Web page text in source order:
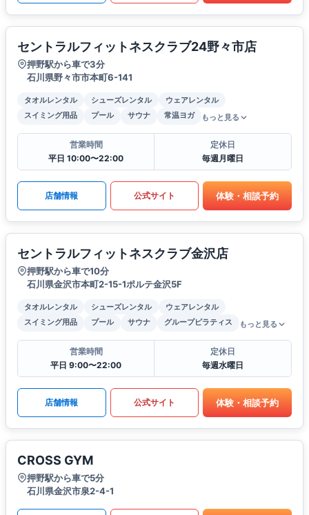
セントラルフィットネスクラブ24野々市店
押野駅から車で3分
石川県野々市市本町6-141
タオルレンタル シューズレンタル
ウェアレンタル
スイミング用品
プール サウナ 常温ヨガ もっと見る
営業時間
平日 10:00〜22:00
定休日
毎週月曜日
店舗情報 公式サイト 体験・相談予約
セントラルフィットネスクラブ金沢店
押野駅から車で10分
石川県金沢市本町2-15-1ポルテ金沢5F
タオルレンタル シューズレンタル
ウェアレンタル
スイミング用品
プール サウナ グループピラティス もっと見る
営業時間
平日 9:00〜22:00
定休日
毎週水曜日
店舗情報 公式サイト 体験・相談予約
CROSS GYM
押野駅から車で5分
石川県金沢市泉2-4-1